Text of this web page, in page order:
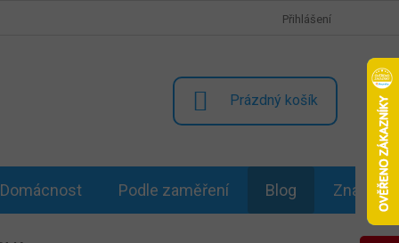
Přihlášení
NÁKUPNÍ
KOŠÍK
Prázdný košík
Domácnost Podle zaměření Blog Značky